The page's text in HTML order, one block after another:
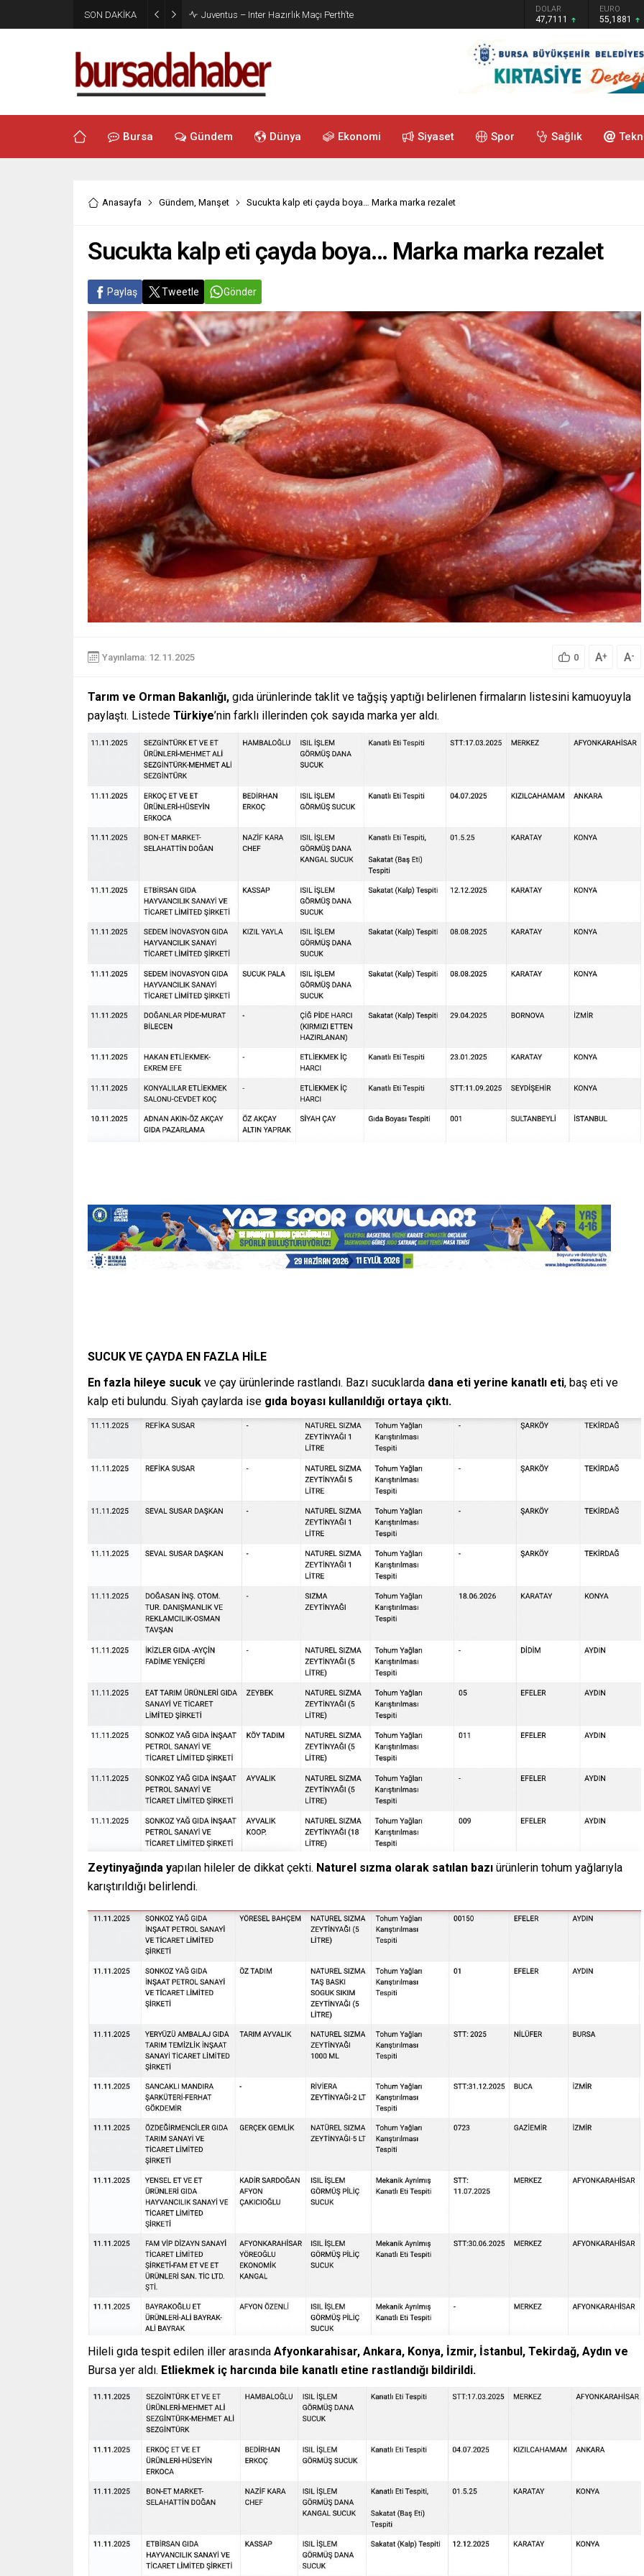
SON DAKİKA Juventus – Inter Hazırlık Maçı Perth’te DOLAR
47,7111
EURO
55,1881
Bursa Gündem Dünya Ekonomi Siyaset Spor Sağlık
Anasayfa Gündem, Manşet Sucukta kalp eti çayda boya… Marka marka rezalet
Sucukta kalp eti çayda boya… Marka marka rezalet
Paylaş Tweetle Gönder
Yayınlama: 12.11.2025 0 A+ A-
Tarım ve Orman Bakanlığı, gıda ürünlerinde taklit ve tağşiş yaptığı belirlenen firmaların listesini kamuoyuyla
paylaştı. Listede Türkiye’nin farklı illerinden çok sayıda marka yer aldı.
SUCUK VE ÇAYDA EN FAZLA HİLE
En fazla hileye sucuk ve çay ürünlerinde rastlandı. Bazı sucuklarda dana eti yerine kanatlı eti, baş eti ve
kalp eti bulundu. Siyah çaylarda ise gıda boyası kullanıldığı ortaya çıktı.
Zeytinyağında yapılan hileler de dikkat çekti. Naturel sızma olarak satılan bazı ürünlerin tohum yağlarıyla
karıştırıldığı belirlendi.
Hileli gıda tespit edilen iller arasında Afyonkarahisar, Ankara, Konya, İzmir, İstanbul, Tekirdağ, Aydın ve
Bursa yer aldı. Etliekmek iç harcında bile kanatlı etine rastlandığı bildirildi.